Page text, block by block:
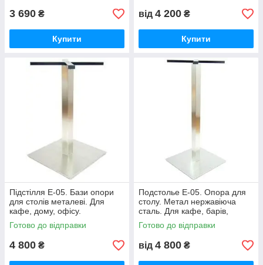
3 690 ₴
Купити
від 4 200 ₴
Купити
Підстілля Е-05. Бази опори
для столів металеві. Для
кафе, дому, офісу.
Готово до відправки
4 800 ₴
Подстолье Е-05. Опора для
столу. Метал нержавіюча
сталь. Для кафе, барів,
ресторанів.
Готово до відправки
від 4 800 ₴